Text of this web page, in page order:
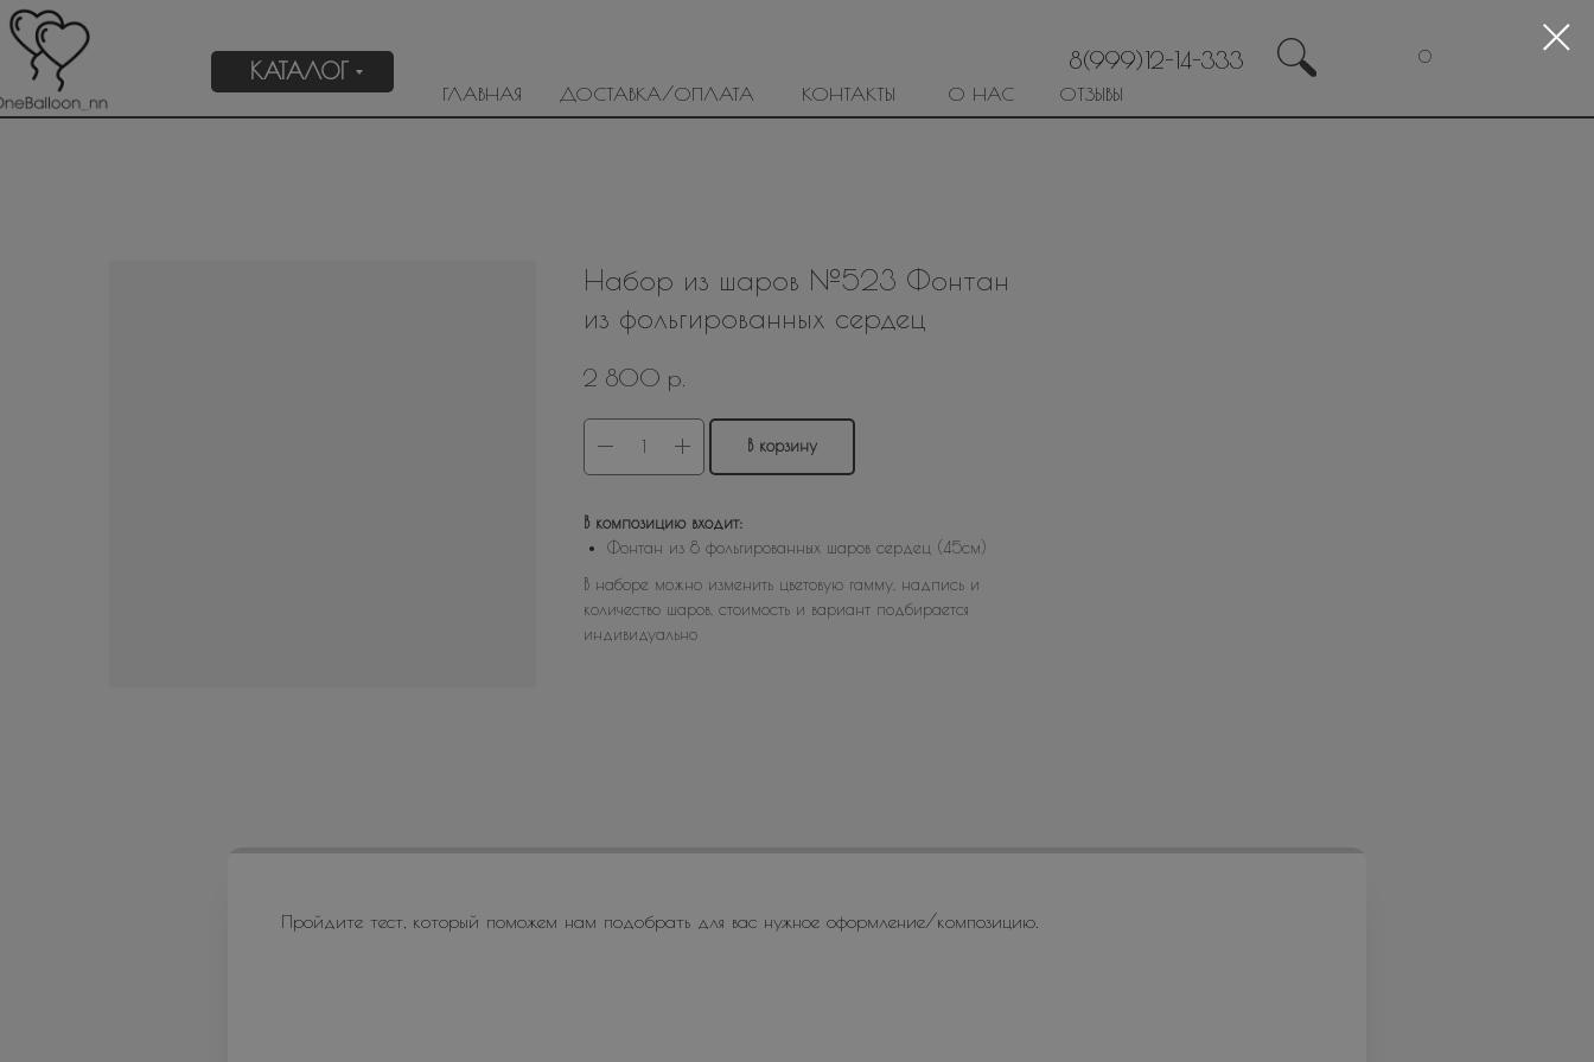
0
8(999)12-14-333
ДОСТАВКА/ОПЛАТА
ГЛАВНАЯ КОНТАКТЫ О НАС ОТЗЫВЫ
КАТАЛОГ
Набор из шаров №523 Фонтан
из фольгированных сердец
2 800 р.
В корзину
В композицию входит:
Фонтан из 8 фольгированных шаров сердец (45см)
В наборе можно изменить цветовую гамму, надпись и
количество шаров, стоимость и вариант подбирается
индивидуально
Пройдите тест, который поможем нам подобрать для вас нужное оформление/композицию.